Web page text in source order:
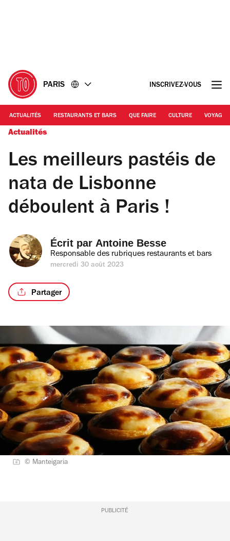
PARIS INSCRIVEZ-VOUS
ACTUALITÉS RESTAURANTS ET BARS QUE FAIRE CULTURE VOYAGE
Actualités
Les meilleurs pastéis de
nata de Lisbonne
déboulent à Paris !
Écrit par Antoine Besse
Responsable des rubriques restaurants et bars
mercredi 30 août 2023
Partager
© Manteigaria
PUBLICITÉ